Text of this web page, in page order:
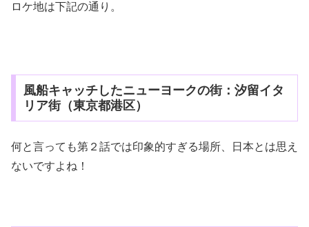
ロケ地は下記の通り。
風船キャッチしたニューヨークの街：汐留イタ
リア街（東京都港区）
何と言っても第２話では印象的すぎる場所、日本とは思え
ないですよね！